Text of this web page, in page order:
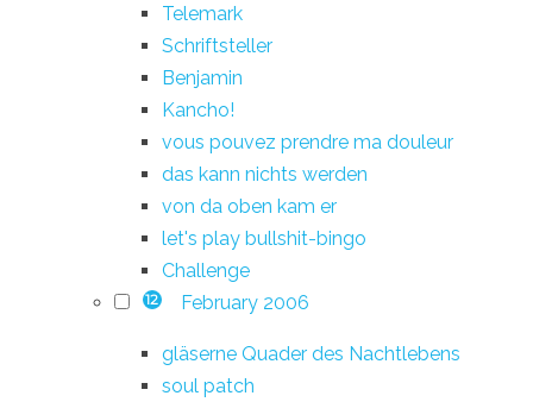
Telemark
Schriftsteller
Benjamin
Kancho!
vous pouvez prendre ma douleur
das kann nichts werden
von da oben kam er
let's play bullshit-bingo
Challenge
12 February 2006
gläserne Quader des Nachtlebens
soul patch